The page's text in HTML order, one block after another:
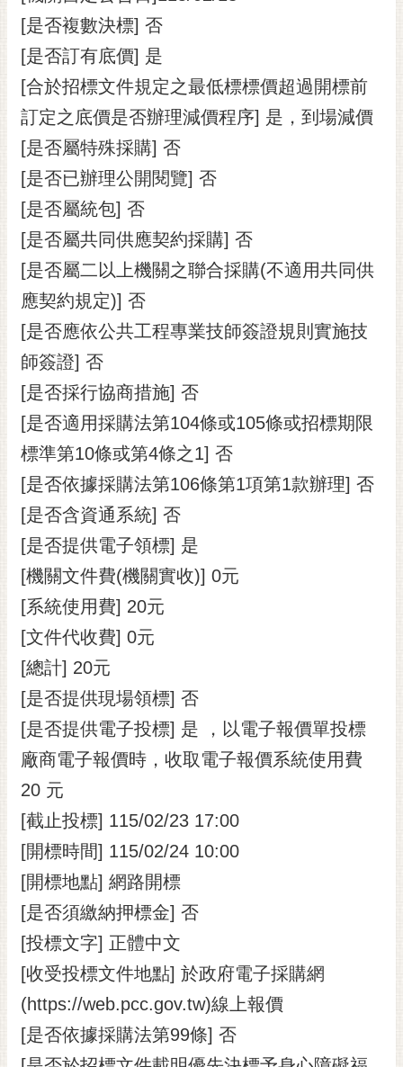
網
資
料
開
放
宣
市
府
交
通
位
置
[是否複數決標] 否
[是否訂有底價] 是
[合於招標文件規定之最低標標價超過開標前
訂定之底價是否辦理減價程序] 是，到場減價
[是否屬特殊採購] 否
[是否已辦理公開閱覽] 否
[是否屬統包] 否
[是否屬共同供應契約採購] 否
[是否屬二以上機關之聯合採購(不適用共同供
應契約規定)] 否
[是否應依公共工程專業技師簽證規則實施技
師簽證] 否
[是否採行協商措施] 否
[是否適用採購法第104條或105條或招標期限
標準第10條或第4條之1] 否
[是否依據採購法第106條第1項第1款辦理] 否
[是否含資通系統] 否
[是否提供電子領標] 是
[機關文件費(機關實收)] 0元
[系統使用費] 20元
[文件代收費] 0元
[總計] 20元
[是否提供現場領標] 否
[是否提供電子投標] 是 ，以電子報價單投標
廠商電子報價時，收取電子報價系統使用費
20 元
[截止投標] 115/02/23 17:00
[開標時間] 115/02/24 10:00
[開標地點] 網路開標
[是否須繳納押標金] 否
[投標文字] 正體中文
[收受投標文件地點] 於政府電子採購網
(https://web.pcc.gov.tw)線上報價
[是否依據採購法第99條] 否